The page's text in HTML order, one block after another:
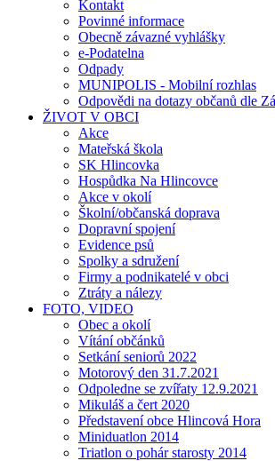
Kontakt
Povinné informace
Obecně závazné vyhlášky
e-Podatelna
Odpady
MUNIPOLIS - Mobilní rozhlas
Odpovědi na dotazy občanů dle
ŽIVOT V OBCI
Akce
Mateřská škola
SK Hlincovka
Hospůdka Na Hlincovce
Akce v okolí
Školní/občanská doprava
Dopravní spojení
Evidence psů
Spolky a sdružení
Firmy a podnikatelé v obci
Ztráty a nálezy
FOTO, VIDEO
Obec a okolí
Vítání občánků
Setkání seniorů 2022
Motorový den 31.7.2021
Odpoledne se zvířaty 12.9.2021
Mikuláš a čert 2020
Představení obce Hlincová Hora
Miniduatlon 2014
Triatlon o pohár starosty 2014